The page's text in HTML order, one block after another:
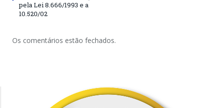
pela Lei 8.666/1993 e a
10.520/02
Os comentários estão fechados.